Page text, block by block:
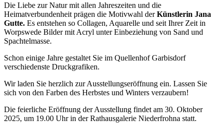
Die Liebe zur Natur mit allen Jahreszeiten und die
Heimatverbundenheit prägen die Motivwahl derKünstlerin Jana
Gutte. Es entstehen so Collagen, Aquarelle und seit Ihrer Zeit in
Worpswede Bilder mit Acryl unter Einbeziehung von Sand und
Spachtelmasse.
Schon einige Jahre gestaltet Sie im Quellenhof Garbisdorf
verschiedenste Druckgrafiken.
Wir laden Sie herzlich zur Ausstellungseröffnung ein. Lassen Sie
sich von den Farben des Herbstes und Winters verzaubern!
Die feierliche Eröffnung der Ausstellung findet am 30. Oktober
2025, um 19.00 Uhr in der Rathausgalerie Niederfrohna statt.